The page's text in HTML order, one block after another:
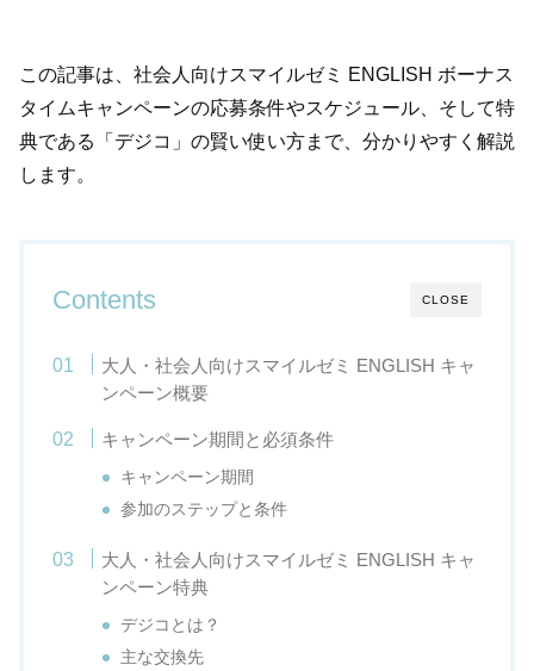
この記事は、社会人向けスマイルゼミ ENGLISH ボーナス
タイムキャンペーンの応募条件やスケジュール、そして特
典である「デジコ」の賢い使い方まで、分かりやすく解説
します。
CLOSE
Contents
大人・社会人向けスマイルゼミ ENGLISH キャ
ンペーン概要
キャンペーン期間と必須条件
キャンペーン期間
参加のステップと条件
大人・社会人向けスマイルゼミ ENGLISH キャ
ンペーン特典
デジコとは？
主な交換先